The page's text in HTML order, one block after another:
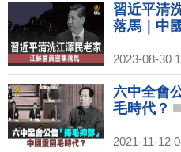
習近平清
落馬｜中
2023-08-30
六中全會
毛時代？
2021-11-12